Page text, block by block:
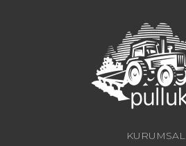
KURUMSAL